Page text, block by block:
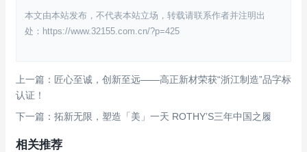
本文由本站发布，不代表本站立场，转载请联系作者并注明出
处：https://www.32155.com.cn/?p=425
上一篇：匠心至诚，创新至远——高正新材荣获“浙江制造”品字标
认证！
下一篇：拓新无限，塑造「美」一天 ROTHY’S三年中国之履
相关推荐